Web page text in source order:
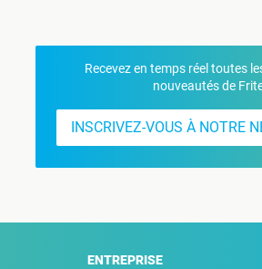
Recevez en temps réel toutes
nouveautés de
INSCRIVEZ-VOUS À NOTRE
ENTREPRISE